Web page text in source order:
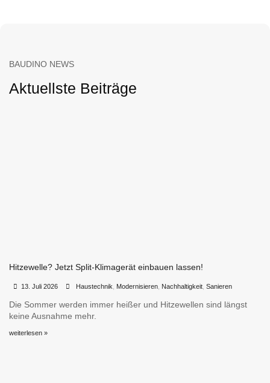
BAUDINO NEWS
Aktuellste Beiträge
Hitzewelle? Jetzt Split-Klimagerät einbauen lassen!
13. Juli 2026 Haustechnik, Modernisieren, Nachhaltigkeit, Sanieren
Die Sommer werden immer heißer und Hitzewellen sind längst
keine Ausnahme mehr.
weiterlesen »